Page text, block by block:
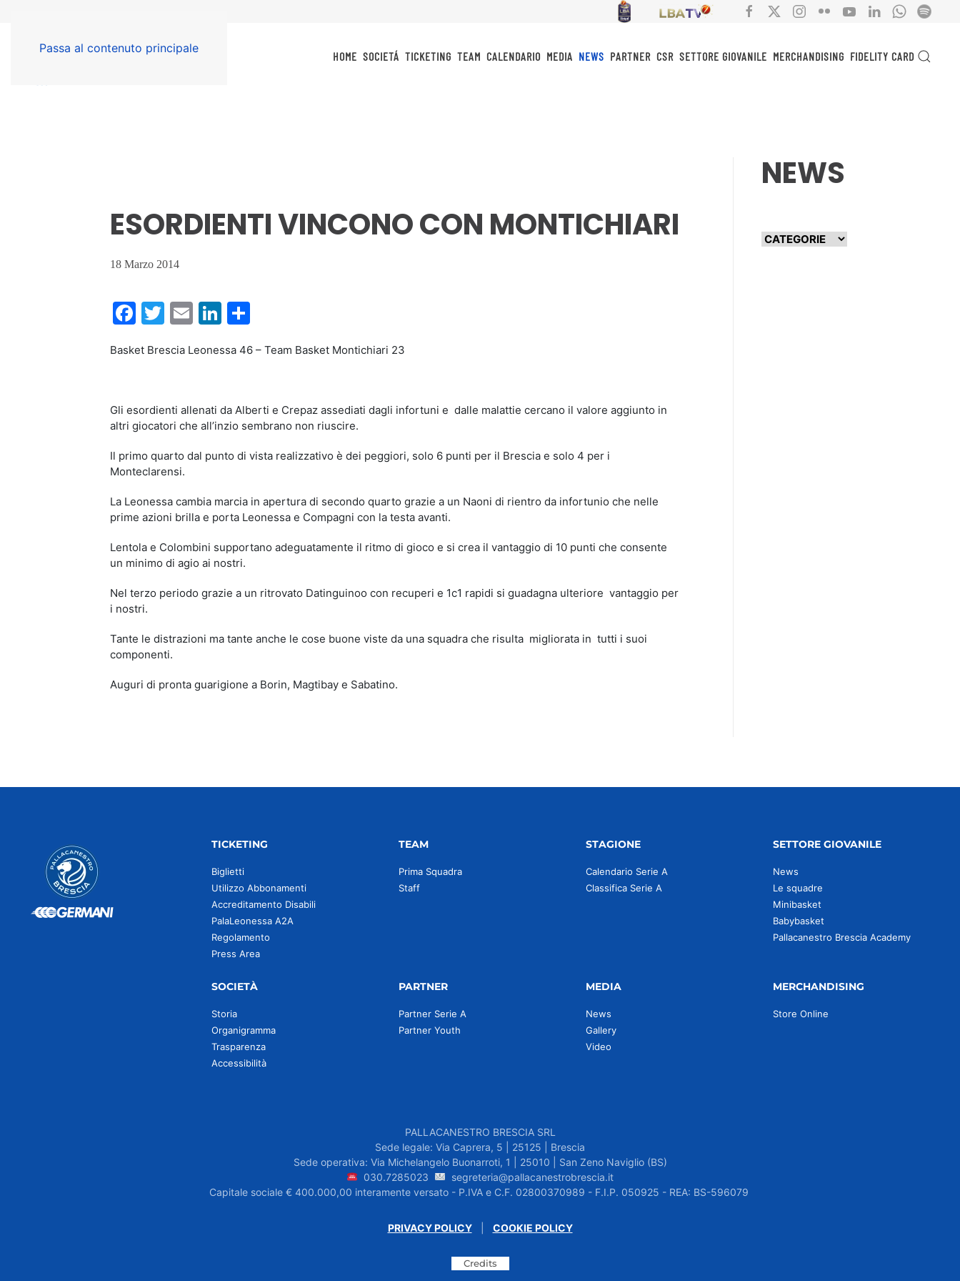
Passa al contenuto principale
HOME SOCIETÁ TICKETING TEAM CALENDARIO MEDIA NEWS PARTNER CSR SETTORE GIOVANILE MERCHANDISING FIDELITY CARD
ESORDIENTI VINCONO CON MONTICHIARI
18 Marzo 2014
Facebook
Twitter
EmailLinkedIn
Basket Brescia Leonessa 46 – Team Basket Montichiari 23
Gli esordienti allenati da Alberti e Crepaz assediati dagli infortuni e dalle malattie cercano il valore aggiunto in
altri giocatori che all’inzio sembrano non riuscire.
Il primo quarto dal punto di vista realizzativo è dei peggiori, solo 6 punti per il Brescia e solo 4 per i
Monteclarensi.
La Leonessa cambia marcia in apertura di secondo quarto grazie a un Naoni di rientro da infortunio che nelle
prime azioni brilla e porta Leonessa e Compagni con la testa avanti.
Lentola e Colombini supportano adeguatamente il ritmo di gioco e si crea il vantaggio di 10 punti che consente
un minimo di agio ai nostri.
Nel terzo periodo grazie a un ritrovato Datinguinoo con recuperi e 1c1 rapidi si guadagna ulteriore vantaggio per
i nostri.
Tante le distrazioni ma tante anche le cose buone viste da una squadra che risulta migliorata in tutti i suoi
componenti.
Auguri di pronta guarigione a Borin, Magtibay e Sabatino.
NEWS
TICKETING
Biglietti
Utilizzo Abbonamenti
Accreditamento Disabili
PalaLeonessa A2A
Regolamento
Press Area
TEAM
Prima Squadra
Staff
STAGIONE
Calendario Serie A
Classifica Serie A
SETTORE GIOVANILE
News
Le squadre
Minibasket
Babybasket
Pallacanestro Brescia Academy
SOCIETÀ
Storia
Organigramma
Trasparenza
Accessibilità
PARTNER
Partner Serie A
Partner Youth
MEDIA
News
Gallery
Video
MERCHANDISING
Store Online
PALLACANESTRO BRESCIA SRL
Sede legale: Via Caprera, 5 | 25125 | Brescia
Sede operativa: Via Michelangelo Buonarroti, 1 | 25010 | San Zeno Naviglio (BS)
030.7285023
segreteria@pallacanestrobrescia.it
Capitale sociale € 400.000,00 interamente versato - P.IVA e C.F. 02800370989 - F.I.P. 050925 - REA: BS-596079
PRIVACY POLICY| COOKIE POLICY
Credits